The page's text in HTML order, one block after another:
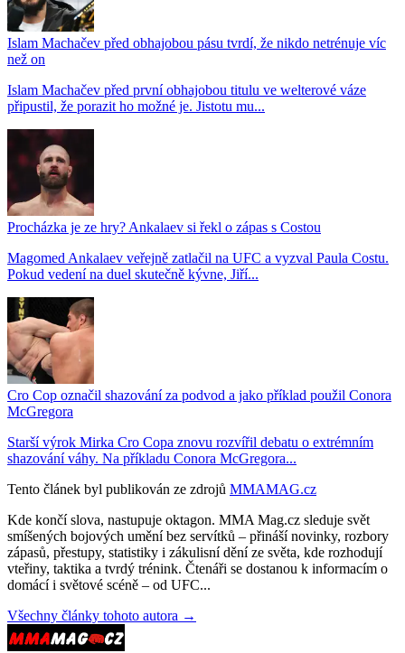
Islam Machačev před obhajobou pásu tvrdí, že nikdo netrénuje víc
než on
Islam Machačev před první obhajobou titulu ve welterové váze
připustil, že porazit ho možné je. Jistotu mu...
Procházka je ze hry? Ankalaev si řekl o zápas s Costou
Magomed Ankalaev veřejně zatlačil na UFC a vyzval Paula Costu.
Pokud vedení na duel skutečně kývne, Jiří...
Cro Cop označil shazování za podvod a jako příklad použil Conora
McGregora
Starší výrok Mirka Cro Copa znovu rozvířil debatu o extrémním
shazování váhy. Na příkladu Conora McGregora...
Tento článek byl publikován ze zdrojů MMAMAG.cz
Kde končí slova, nastupuje oktagon. MMA Mag.cz sleduje svět
smíšených bojových umění bez servítků – přináší novinky, rozbory
zápasů, přestupy, statistiky i zákulisní dění ze světa, kde rozhodují
vteřiny, taktika a tvrdý trénink. Čtenáři se dostanou k informacím o
domácí i světové scéně – od UFC...
Všechny články tohoto autora →